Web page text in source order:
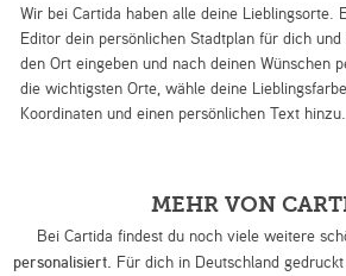
Wir bei Cartida haben alle deine Lieblingsorte.
Editor dein persönlichen Stadtplan für dich
den Ort eingeben und nach deinen Wünschen
die wichtigsten Orte, wähle deine
Koordinaten und einen persönlichen Text hinzu.
MEHR VON
Bei Cartida findest du noch viele weitere
personalisiert. Für dich in Deutschland